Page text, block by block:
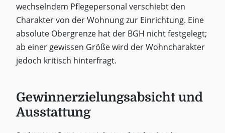
wechselndem Pflegepersonal verschiebt den
Charakter von der Wohnung zur Einrichtung. Eine
absolute Obergrenze hat der BGH nicht festgelegt;
ab einer gewissen Größe wird der Wohncharakter
jedoch kritisch hinterfragt.
Gewinnerzielungsabsicht und
Ausstattung